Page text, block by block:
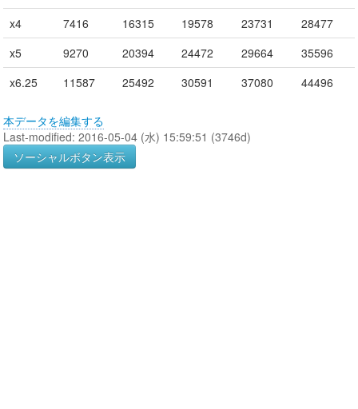
x4
7416 16315 19578 23731
28477
x5
9270 20394 24472 29664
35596
x6.25
11587 25492 30591 37080 44496
本データを編集する
Last-modified: 2016-05-04 (水) 15:59:51 (3746d)
ソーシャルボタン表示